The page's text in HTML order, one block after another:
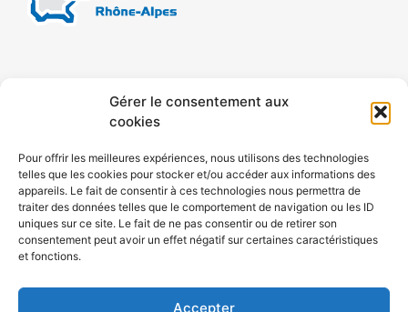
Gérer le consentement aux
cookies
Pour offrir les meilleures expériences, nous utilisons des technologies
telles que les cookies pour stocker et/ou accéder aux informations des
appareils. Le fait de consentir à ces technologies nous permettra de
traiter des données telles que le comportement de navigation ou les ID
uniques sur ce site. Le fait de ne pas consentir ou de retirer son
consentement peut avoir un effet négatif sur certaines caractéristiques
et fonctions.
Accepter
CONTACT MENTIONS LÉGALES
ACCESSIBILITÉ
POLITIQUE DE COOKIES (UE)